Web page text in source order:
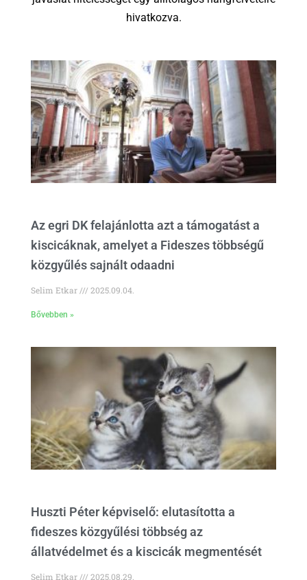
hivatkozva.
Az egri DK felajánlotta azt a támogatást a
kiscicáknak, amelyet a Fideszes többségű
közgyűlés sajnált odaadni
Selim Etkar 2025.09.04.
Bővebben »
Huszti Péter képviselő: elutasította a
fideszes közgyűlési többség az
állatvédelmet és a kiscicák megmentését
Selim Etkar 2025.08.29.